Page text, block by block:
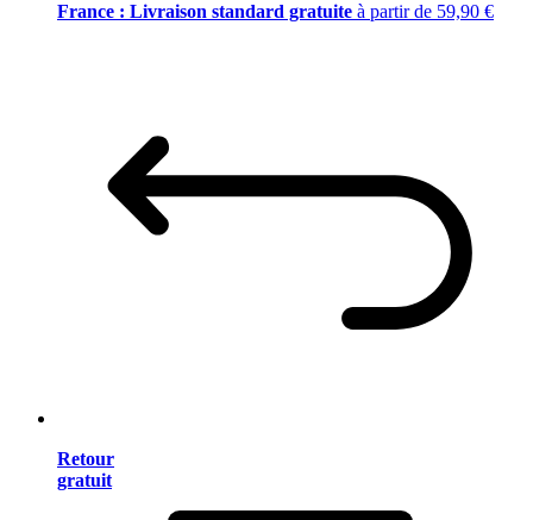
France : Livraison standard gratuite à partir de 59,90 €
Retour
gratuit